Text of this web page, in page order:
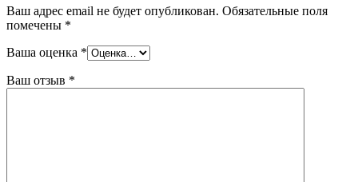
Ваш адрес email не будет опубликован. Обязательные поля
помечены *
Ваша оценка *
Ваш отзыв *